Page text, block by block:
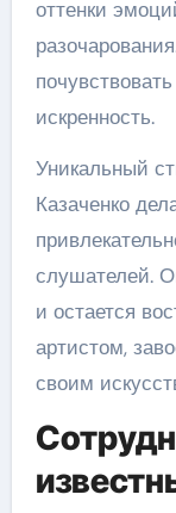
оттенки
искренность.
Уникальный
Казаченко
слушателей.
и остается
артистом,
своим